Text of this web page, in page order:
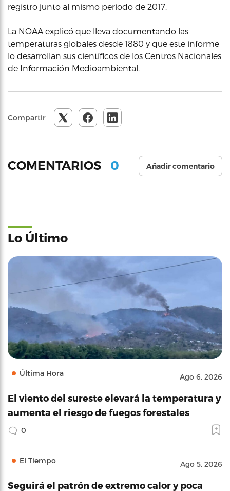
registro junto al mismo periodo de 2017.
La NOAA explicó que lleva documentando las
temperaturas globales desde 1880 y que este informe
lo desarrollan sus científicos de los Centros Nacionales
de Información Medioambiental.
Compartir
COMENTARIOS 0 Añadir comentario
Lo Último
Última Hora Ago 6, 2026
El viento del sureste elevará la temperatura y
aumenta el riesgo de fuegos forestales
0
El Tiempo Ago 5, 2026
Seguirá el patrón de extremo calor y poca